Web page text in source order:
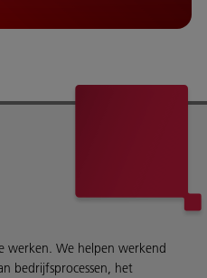
werken. We helpen werkend
bedrijfsprocessen, het